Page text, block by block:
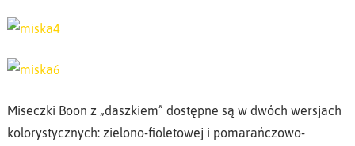
Miseczki Boon z „daszkiem” dostępne są w dwóch wersjach
kolorystycznych: zielono-fioletowej i pomarańczowo-